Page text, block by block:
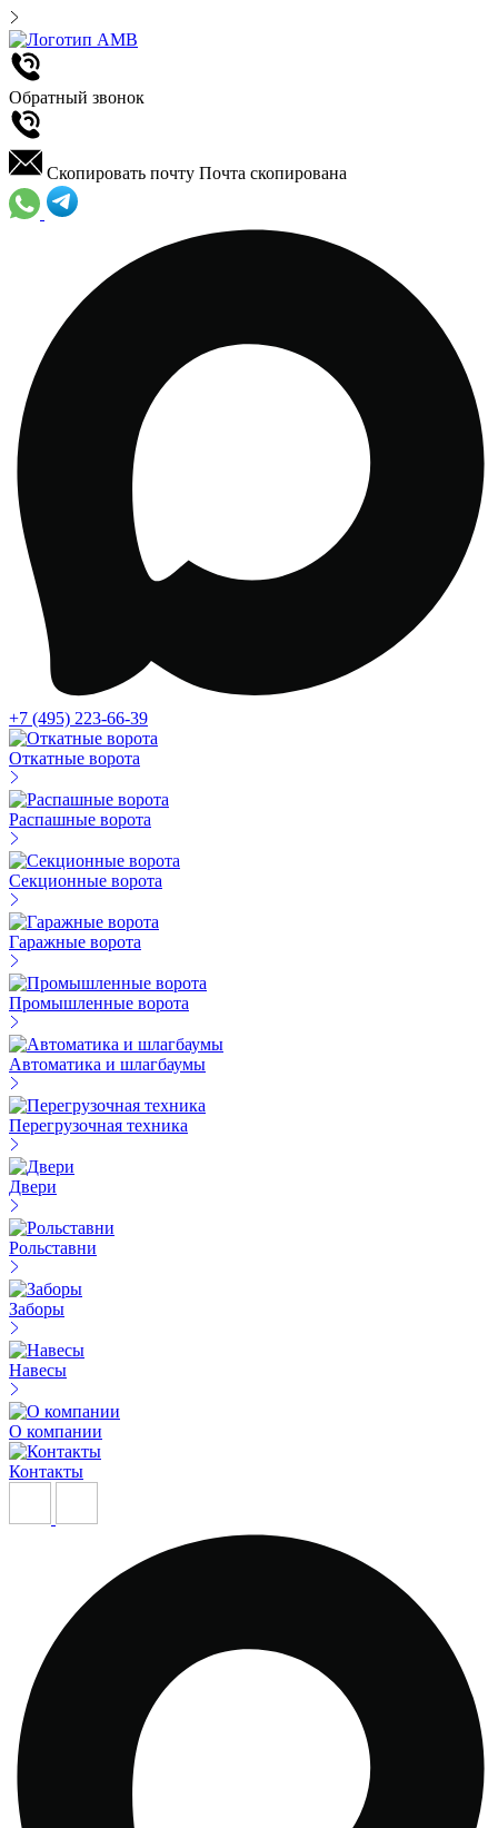
Обратный звонок
Скопировать почту Почта скопирована
+7 (495) 223-66-39
Откатные ворота
Распашные ворота
Секционные ворота
Гаражные ворота
Промышленные ворота
Автоматика и шлагбаумы
Перегрузочная техника
Двери
Рольставни
Заборы
Навесы
О компании
Контакты